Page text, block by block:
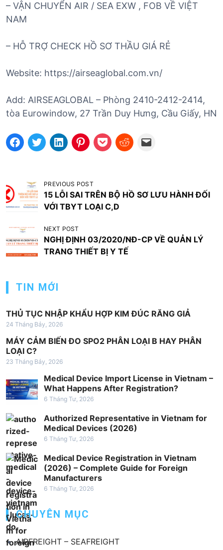
– VẬN CHUYỂN AIR / SEA EXW , FOB VỀ VIỆT
NAM
– HỖ TRỢ CHECK HỒ SƠ THẦU GIÁ RẺ
Website: https://airseaglobal.com.vn/
Add: AIRSEAGLOBAL – Phòng 2410-2412-2414,
tòa Eurowindow, 27 Trần Duy Hưng, Cầu Giấy, HN
Đ
i
u
h
ư
n
b
à
i
v
i
ế
t
PREVIOUS POST
15 LỖI SAI TRÊN BỘ HỒ SƠ LƯU HÀNH ĐỐI
VỚI TBYT LOẠI C,D
NEXT POST
NGHỊ ĐỊNH 03/2020/NĐ-CP VỀ QUẢN LÝ
TRANG THIẾT BỊ Y TẾ
TIN MỚI
THỦ TỤC NHẬP KHẨU HỢP KIM ĐÚC RĂNG GIẢ
24 Tháng Bảy, 2026
MÁY CẢM BIẾN ĐO SPO2 PHÂN LOẠI B HAY PHÂN
LOẠI C?
23 Tháng Bảy, 2026
Medical Device Import License in Vietnam –
What Happens After Registration?
6 Tháng Tư, 2026
Authorized Representative in Vietnam for
Medical Devices (2026)
6 Tháng Tư, 2026
Medical Device Registration in Vietnam
(2026) – Complete Guide for Foreign
Manufacturers
6 Tháng Tư, 2026
CHUYÊN MỤC
AIRFREIGHT – SEAFREIGHT